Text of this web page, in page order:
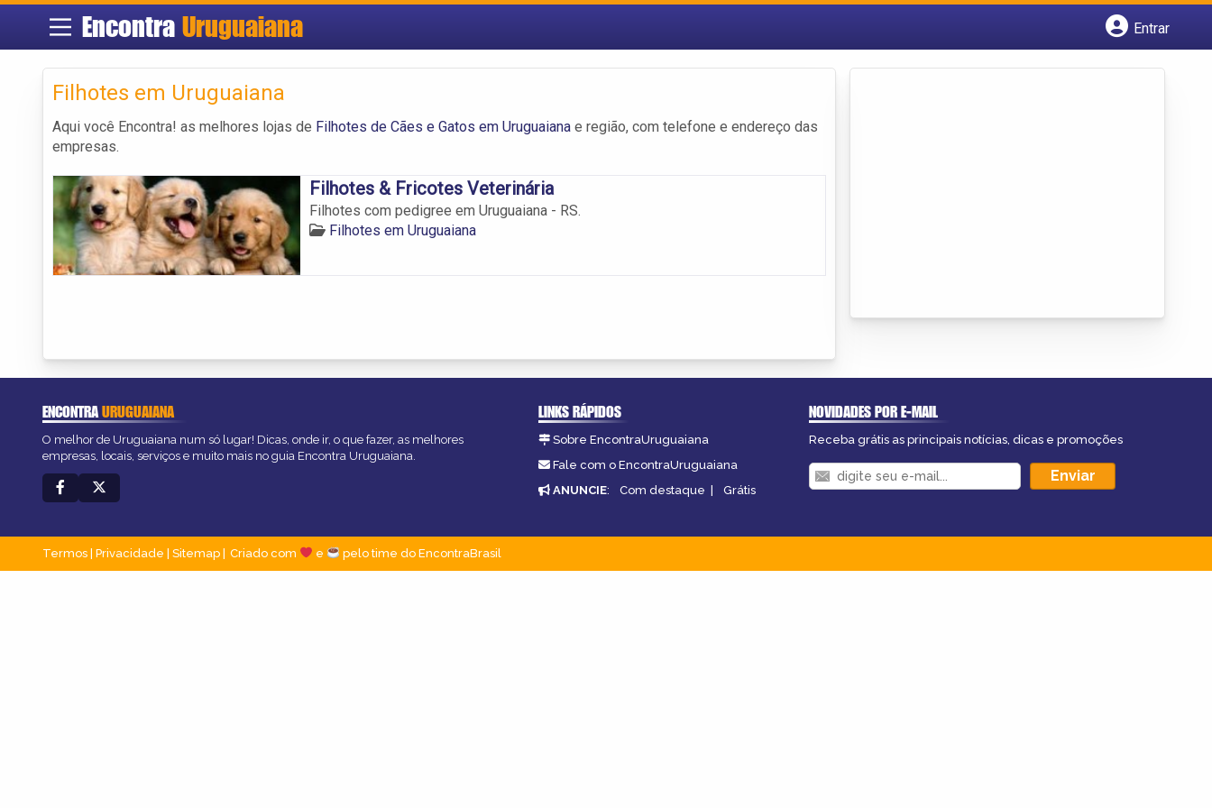
Encontra Uruguaiana
Entrar
Filhotes em Uruguaiana
Aqui você Encontra! as melhores lojas de Filhotes de Cães e Gatos em Uruguaiana e região, com telefone e endereço das
empresas.
Filhotes & Fricotes Veterinária
Filhotes com pedigree em Uruguaiana - RS.
Filhotes em Uruguaiana
ENCONTRAURUGUAIANA
O melhor de Uruguaiana num só lugar! Dicas, onde ir, o que fazer, as melhores
empresas, locais, serviços e muito mais no guia Encontra Uruguaiana.
LINKS RÁPIDOS
Sobre EncontraUruguaiana
Fale com o EncontraUruguaiana
ANUNCIE: Com destaque | Grátis
NOVIDADES POR E-MAIL
Receba grátis as principais notícias, dicas e promoções
Termos Privacidade Sitemap Criado com e pelo time do EncontraBrasil